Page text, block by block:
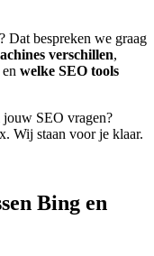
Dat bespreken we graag
verschillen,
welke SEO tools
SEO vragen?
Wij staan voor je klaar.
Bing en